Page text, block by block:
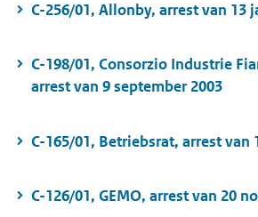
C-256/01, Allonby, arrest van 13
C-198/01, Consorzio Industrie
arrest van 9 september 2003
C-165/01, Betriebsrat, arrest van
C-126/01, GEMO, arrest van 20